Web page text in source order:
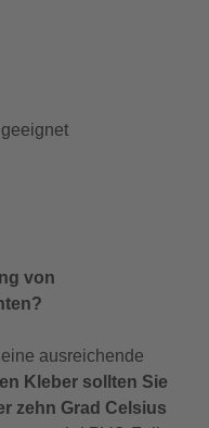
von
ausreichende
Kleber sollten Sie
zehn Grad Celsius